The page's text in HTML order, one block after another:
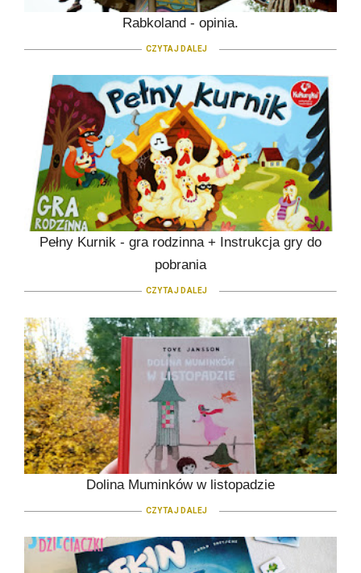
Rabkoland - opinia.
CZYTAJ DALEJ
Pełny Kurnik - gra rodzinna + Instrukcja gry do
pobrania
CZYTAJ DALEJ
Dolina Muminków w listopadzie
CZYTAJ DALEJ